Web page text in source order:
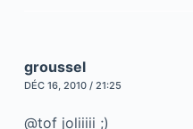
groussel
DÉC 16, 2010 / 21:25
@tof joliiiii ;)